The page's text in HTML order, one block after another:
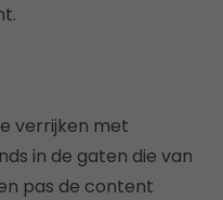
verrijken met
in de gaten die van
pas de content